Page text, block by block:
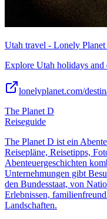
Utah travel - Lonely
Explore Utah holidays and
lonelyplanet.com/
The Planet D
Reiseguide
The Planet D ist ein
Reisepläne, Reisetipps,
Abenteuergeschichten
Unternehmungen gibt
den Bundesstaat, von
Erlebnissen,
Landschaften.